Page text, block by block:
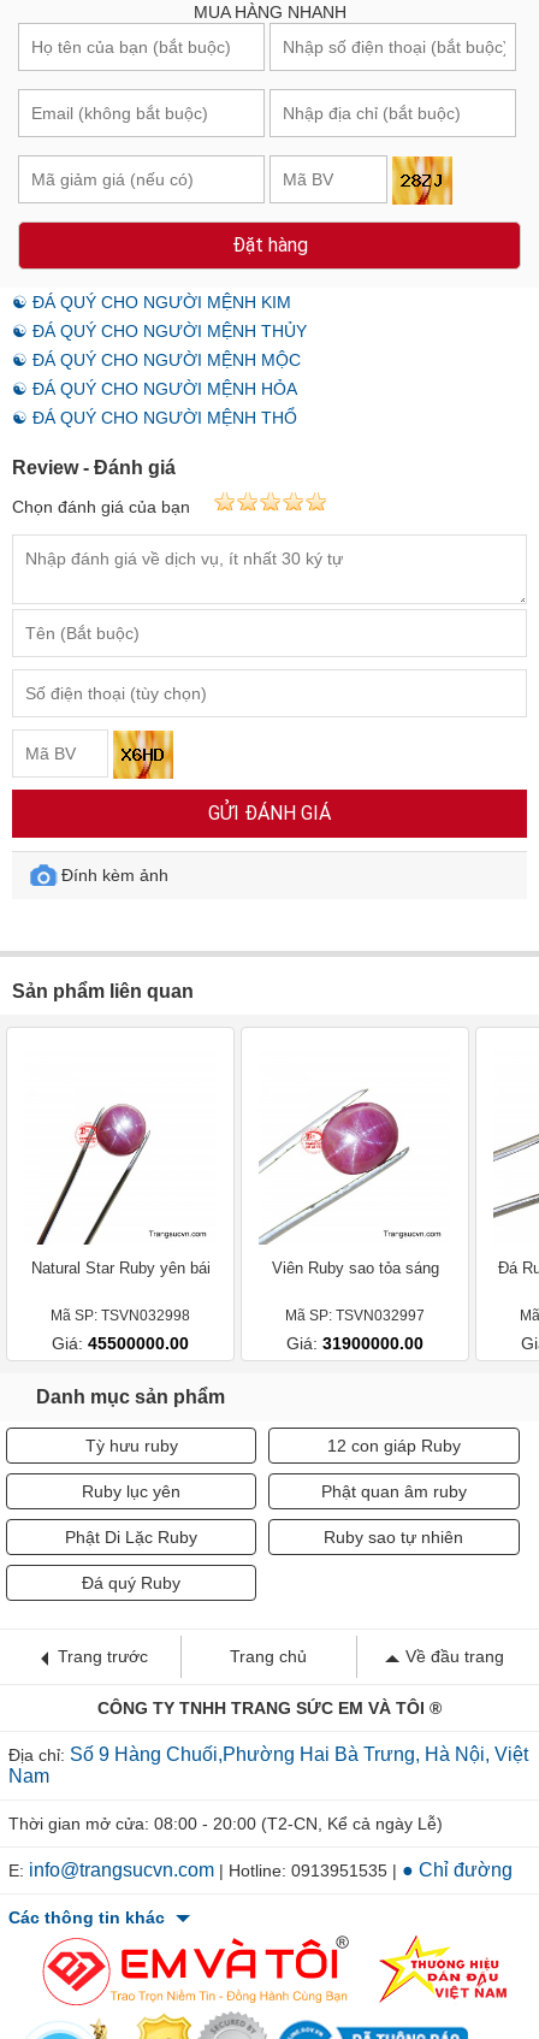
MUA HÀNG NHANH
Đặt hàng
☯ ĐÁ QUÝ CHO NGƯỜI MỆNH KIM
☯ ĐÁ QUÝ CHO NGƯỜI MỆNH THỦY
☯ ĐÁ QUÝ CHO NGƯỜI MỆNH MỘC
☯ ĐÁ QUÝ CHO NGƯỜI MỆNH HỎA
☯ ĐÁ QUÝ CHO NGƯỜI MỆNH THỔ
Review - Đánh giá
Chọn đánh giá của bạn
GỬI ĐÁNH GIÁ
Đính kèm ảnh
Sản phẩm liên quan
Natural Star Ruby yên bái
Mã SP: TSVN032998
Giá: 45500000.00
Viên Ruby sao tỏa sáng
Mã SP: TSVN032997
Giá: 31900000.00
Đá
Danh mục sản phẩm
Tỳ hưu ruby 12 con giáp Ruby
Ruby lục yên Phật quan âm ruby
Phật Di Lặc Ruby Ruby sao tự nhiên
Đá quý Ruby
Trang trước Trang chủ Về đầu trang
CÔNG TY TNHH TRANG SỨC EM VÀ TÔI ®
Địa chỉ: Số 9 Hàng Chuối,Phường Hai Bà Trưng, Hà Nội, Việt
Nam
Thời gian mở cửa: 08:00 - 20:00 (T2-CN, Kể cả ngày Lễ)
E: info@trangsucvn.com | Hotline: 0913951535 | ● Chỉ đường
Các thông tin khác